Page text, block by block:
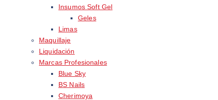
Insumos Soft Gel
Geles
Limas
Maquillaje
Liquidación
Marcas Profesionales
Blue Sky
BS Nails
Cherimoya